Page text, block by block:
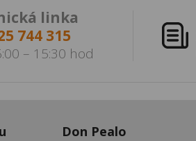
linka
744 315
– 15:30 hod
Don Pealo